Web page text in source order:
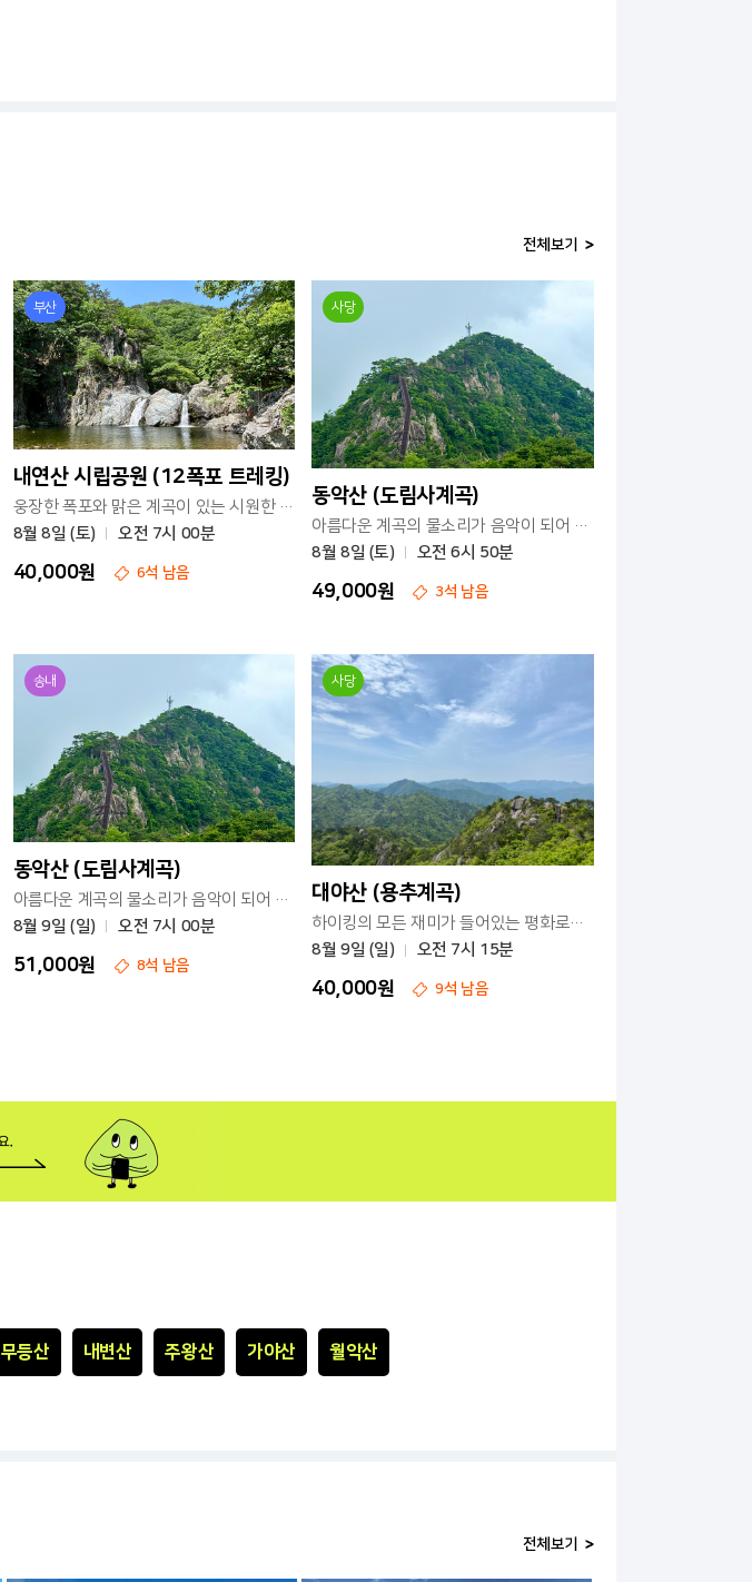
전체보기
부산
내연산 시립공원 (12폭포 트레킹)
웅장한 폭포와 맑은 계곡이 있는 시원한 산행지
8월 8일 (토)
오전 7시 00분
40,000원 6석 남음
사당
동악산 (도림사계곡)
아름다운 계곡의 물소리가 음악이 되어 흐르는 산
8월 8일 (토)
오전 6시 50분
49,000원 3석 남음
송내
동악산 (도림사계곡)
아름다운 계곡의 물소리가 음악이 되어 흐르는 산
8월 9일 (일)
오전 7시 00분
51,000원 8석 남음
사당
대야산 (용추계곡)
하이킹의 모든 재미가 들어있는 평화로운 산이에요
8월 9일 (일)
오전 7시 15분
40,000원 9석 남음
무등산 내변산 주왕산 가야산 월악산
전체보기